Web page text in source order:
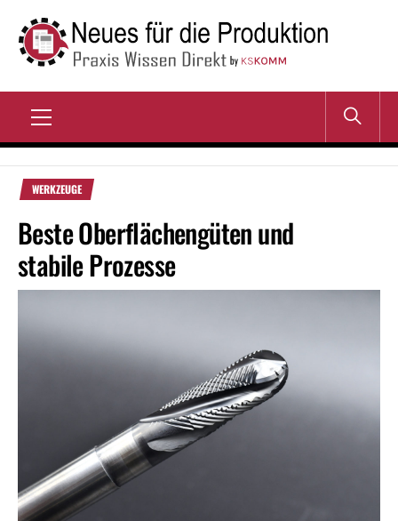
Inhalt
springen
NEUES FÜR DIE
PRODUKTION
Menu
WERKZEUGE
Beste Oberflächengüten und
stabile Prozesse